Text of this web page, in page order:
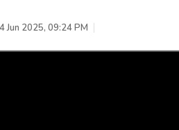
Jun 2025, 09:24 PM